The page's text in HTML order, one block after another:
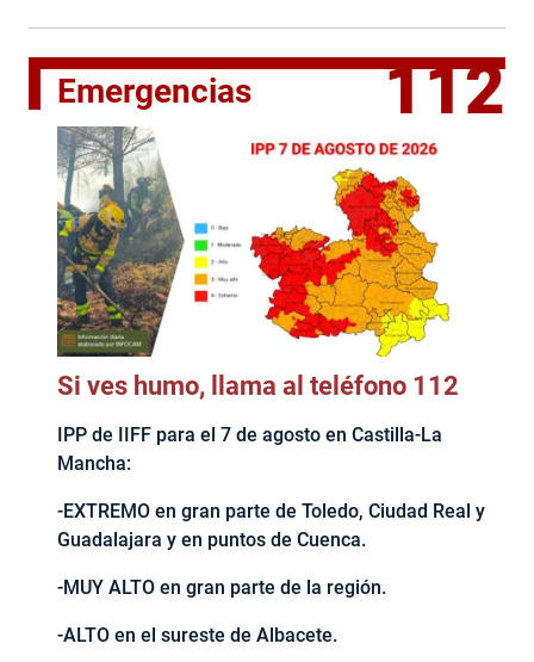
Emergencias 112
Si ves humo, llama al teléfono 112
IPP de IIFF para el 7 de agosto en Castilla-La
Mancha:
-EXTREMO en gran parte de Toledo, Ciudad Real y
Guadalajara y en puntos de Cuenca.
-MUY ALTO en gran parte de la región.
-ALTO en el sureste de Albacete.